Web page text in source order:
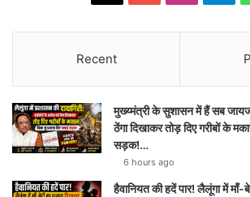
Recent
मुख्य्मंत्री के सुशासन में हैं सब
ठेंगा दिखाकर तोड़ दिए गरीबों के
सड़क!…
6 hours ago
हैवानियत की हदें पार! लैलूंगा में माँ-